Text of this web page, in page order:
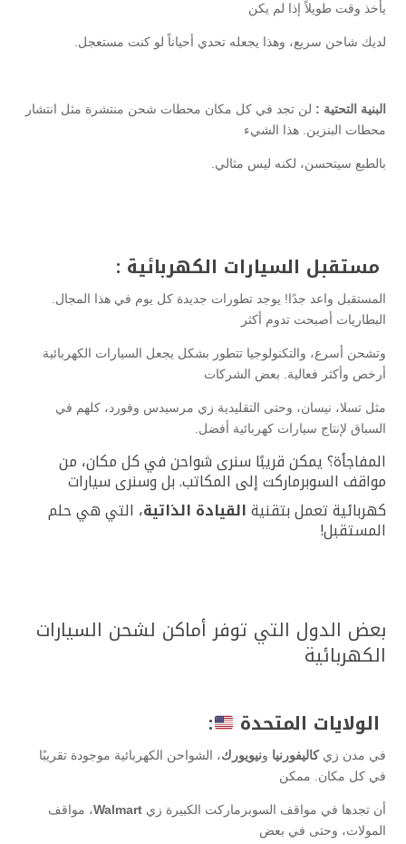
يأخذ وقت طويلاً إذا لم يكن
لديك شاحن سريع، وهذا يجعله تحدي أحياناً لو كنت مستعجل.
البنية التحتية : لن تجد في كل مكان محطات شحن منتشرة مثل انتشار
محطات البنزين. هذا الشيء
بالطبع سيتحسن، لكنه ليس مثالي.
مستقبل السيارات الكهربائية :
المستقبل واعد جدًا! يوجد تطورات جديدة كل يوم في هذا المجال.
البطاريات أصبحت تدوم أكثر
وتشحن أسرع، والتكنولوجيا تتطور بشكل يجعل السيارات الكهربائية
أرخص وأكثر فعالية. بعض الشركات
مثل تسلا، نيسان، وحتى التقليدية زي مرسيدس وفورد، كلهم في
السباق لإنتاج سيارات كهربائية أفضل.
المفاجأة؟ يمكن قريبًا سنرى شواحن في كل مكان، من
مواقف السوبرماركت إلى المكاتب. بل وسنرى سيارات
كهربائية تعمل بتقنيةالقيادة الذاتية، التي هي حلم
المستقبل!
بعض الدول التي توفر أماكن لشحن السيارات
الكهربائية
الولايات المتحدة
:
في مدن زيكاليفورنيا ونيويورك، الشواحن الكهربائية موجودة تقريبًا
في كل مكان. ممكن
أن تجدها في مواقف السوبرماركت الكبيرة زي Walmart، مواقف
المولات، وحتى في بعض